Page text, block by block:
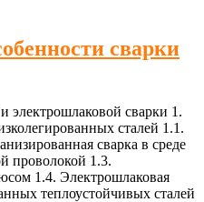
сварки
электрошлаковой сварки 1.
сталей 1.1.
сварка в среде
проволокой 1.3.
1.4. Электрошлаковая
теплоустойчивых сталей